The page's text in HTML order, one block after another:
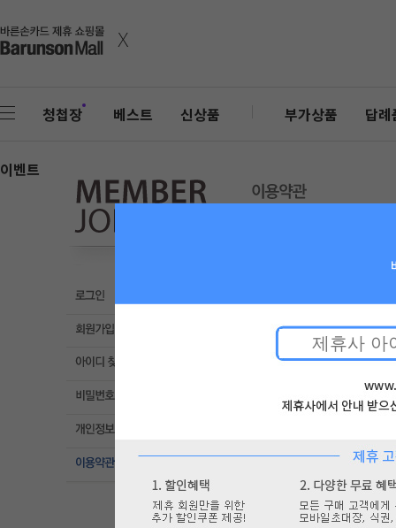
x
청첩장 베스트 신상품 부가상품 답례
이벤트
스”라 한다)를 이용함에 있
제2조(정의)
① “몰”이란 ㈜바른컴퍼
재화 등을 거래할 수 있도
② “이용자”란 “몰”에 접
④ ‘비회원’이라 함은 회
제3조 (약관 등의 명시와
② “몰은 이용자가 약관에
가 이해할 수 있도록 별도
융거래법」, 「전자서명
등 관련 법을 위배하지 않
④ “몰”이 약관을 개정할
자 전일까지 공지합니다.